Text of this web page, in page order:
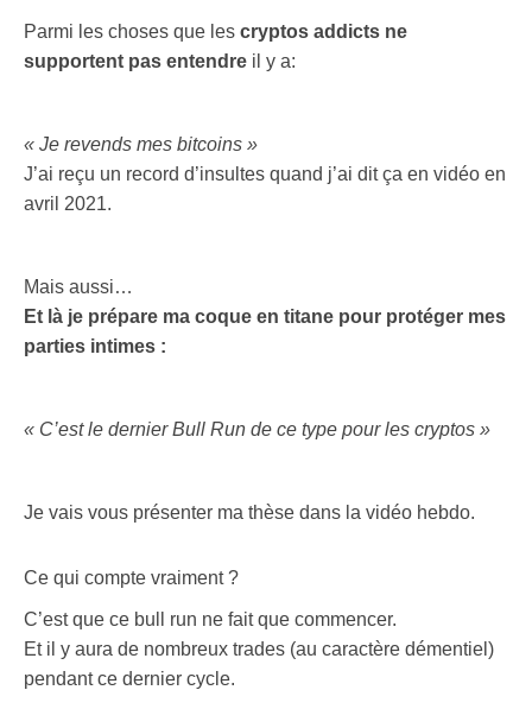
Parmi les choses que les cryptos addicts ne
supportent pas entendre il y a:
« Je revends mes bitcoins »
J’ai reçu un record d’insultes quand j’ai dit ça en vidéo en
avril 2021.
Mais aussi…
Et là je prépare ma coque en titane pour protéger mes
parties intimes :
« C’est le dernier Bull Run de ce type pour les cryptos »
Je vais vous présenter ma thèse dans la vidéo hebdo.
Ce qui compte vraiment ?
C’est que ce bull run ne fait que commencer.
Et il y aura de nombreux trades (au caractère démentiel)
pendant ce dernier cycle.